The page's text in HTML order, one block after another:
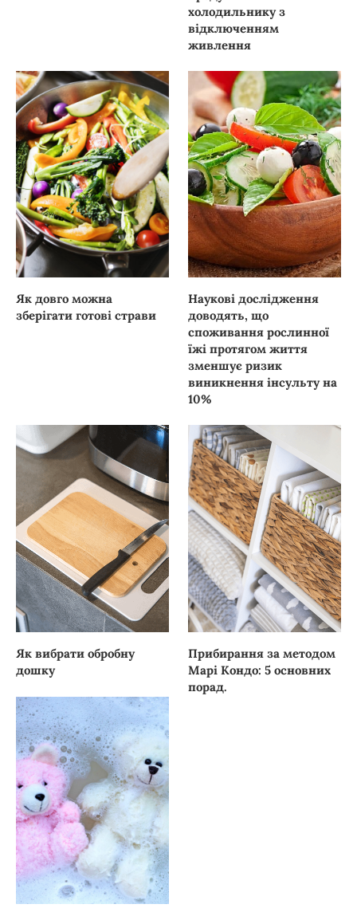
холодильнику з
відключенням
живлення
Як довго можна
зберігати готові страви
Наукові дослідження
доводять, що
споживання рослинної
їжі протягом життя
зменшує ризик
виникнення інсульту на
10%
Як вибрати обробну
дошку
Прибирання за методом
Марі Кондо: 5 основних
порад.